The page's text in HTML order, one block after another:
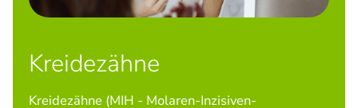
Kreidezähne
Kreidezähne (MIH - Molaren-Inzisiven-